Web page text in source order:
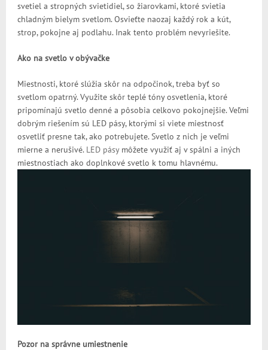
svetiel a stropných svietidiel, so žiarovkami, ktoré svietia
chladným bielym svetlom. Osvieťte naozaj každý rok a kút,
strop, pokojne aj podlahu. Inak tento problém nevyriešite.
Ako na svetlo v obývačke
Miestnosti, ktoré slúžia skôr na odpočinok, treba byť so
svetlom opatrný. Využite skôr teplé tóny osvetlenia, ktoré
pripomínajú svetlo denné a pôsobia celkovo pokojnejšie. Veľmi
dobrým riešením sú LED pásy, ktorými si viete miestnosť
osvetliť presne tak, ako potrebujete. Svetlo z nich je veľmi
mierne a nerušivé. LED pásymôžete využiť aj v spálni a iných
miestnostiach ako doplnkové svetlo k tomu hlavnému.
Pozor na správne umiestnenie